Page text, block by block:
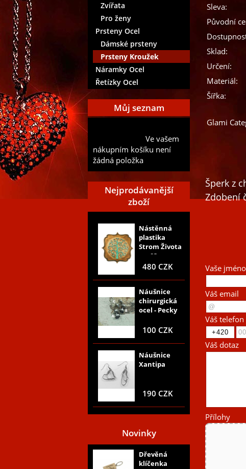
Sleva:
Původní
Sklad:
Určení:
Materiál:
Šířka:
Glami
Šperk z
Zdobení
Vaše
Váš email
Váš telefon
Váš dotaz
Přílohy
Zvířata
Pro ženy
Prsteny Ocel
Dámské prsteny
Prsteny Kroužek
Náramky Ocel
Řetízky Ocel
Můj seznam
Ve vašem
nákupním košíku není
žádná položka
Nejprodávanější
zboží
Nástěnná
plastika
Strom Života
nr, 03
480 CZK
Náušnice
chirurgická
ocel - Pecky
100 CZK
Náušnice
Xantipa
190 CZK
Novinky
Dřevěná
klíčenka